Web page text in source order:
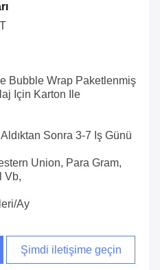
Bubble Wrap Paketlenmiş
Için Karton Ile
Sonra 3-7 Iş Günü
Union, Para Gram,
Vb,
ay
Şimdi iletişime geçin